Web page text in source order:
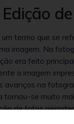
termo que se
imagem. Na
era feito
a imagem
avanços na
tornou-se muito
de fotos